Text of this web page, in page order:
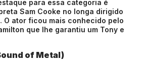
para essa categoria é
Sam Cooke no longa dirigido
O ator ficou mais conhecido pelo
que lhe garantiu um Tony e
of Metal)